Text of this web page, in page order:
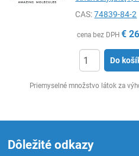
CAS:74839-84-2
cena bez DPH €
Do
Priemyselné množstvo látok za
Dôležité odkazy